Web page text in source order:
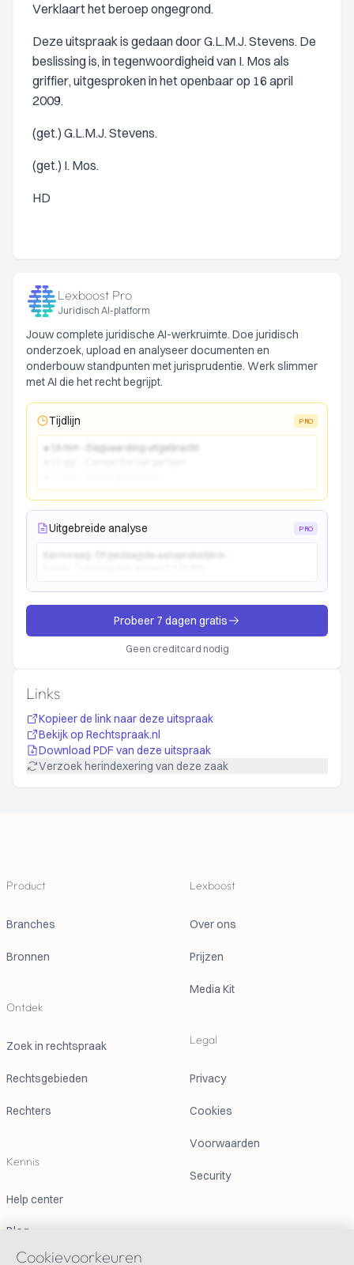
Verklaart het beroep ongegrond.
Deze uitspraak is gedaan door G.L.M.J. Stevens. De
beslissing is, in tegenwoordigheid van I. Mos als
griffier, uitgesproken in het openbaar op 16 april
2009.
(get.) G.L.M.J. Stevens.
(get.) I. Mos.
HD
Lexboost Pro
Juridisch AI-platform
Jouw complete juridische AI-werkruimte. Doe juridisch
onderzoek, upload en analyseer documenten en
onderbouw standpunten met jurisprudentie. Werk slimmer
met AI die het recht begrijpt.
Tijdlijn PRO
● 15 mrt - Dagvaarding uitgebracht
Uitgebreide analyse PRO
Probeer 7 dagen gratis
Geen creditcard nodig
Links
Kopieer de link naar deze uitspraak
Bekijk op Rechtspraak.nl
Download PDF van deze uitspraak
Verzoek herindexering van deze zaak
Product
Branches
Bronnen
Ontdek
Zoek in rechtspraak
Rechtsgebieden
Rechters
Kennis
Help center
Blog
Lexboost
Over ons
Prijzen
Media Kit
Legal
Privacy
Cookies
Voorwaarden
Security
Cookievoorkeuren